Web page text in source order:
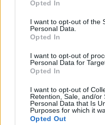
Opted In
I want to opt-out of the
Personal Data.
Opted In
I want to opt-out of
Personal Data for
Opted In
I want to opt-out of
Retention, Sale, and/or
Personal Data that Is
Purposes for which it
Opted Out
αναρωτήθηκε, πώς να
(πρόεδρο της ΑΠΔ) για
Facebook
Email Copy
Tags: ασημακοπούλου